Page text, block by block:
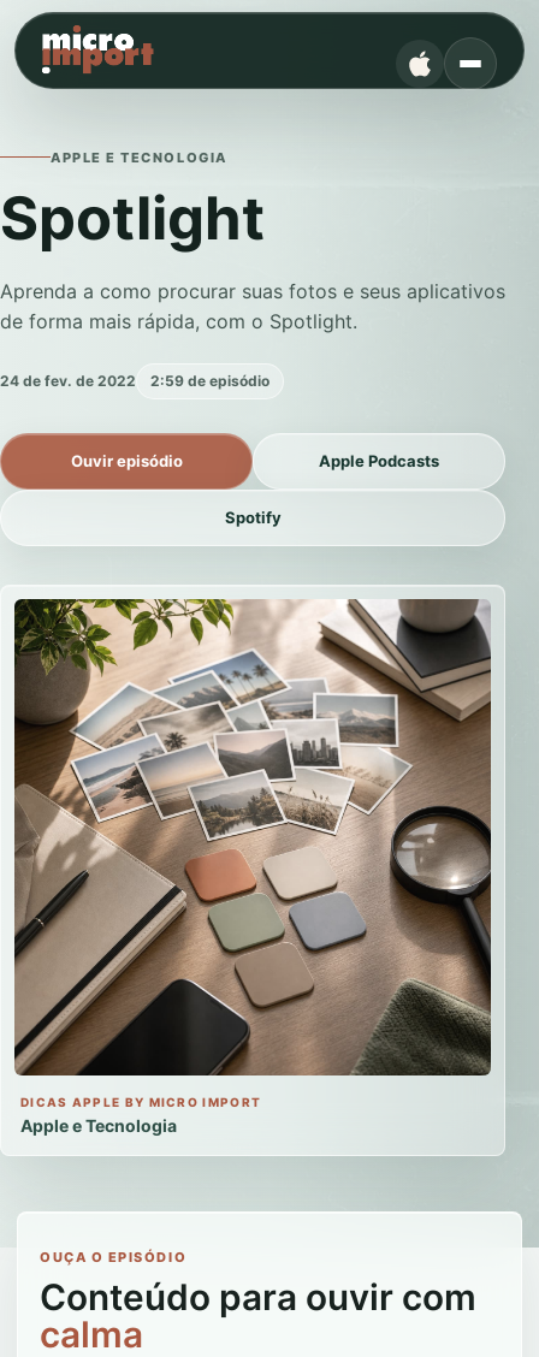
APPLE E TECNOLOGIA
Spotlight
Aprenda a como procurar suas fotos e seus aplicativos
de forma mais rápida, com o Spotlight.
24 de fev. de 2022 2:59 de episódio
Ouvir episódio Apple Podcasts
Spotify
DICAS APPLE BY MICRO IMPORT
Apple e Tecnologia
OUÇA O EPISÓDIO
Conteúdo para ouvir com
calma